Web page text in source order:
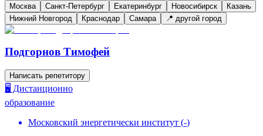
Москва Санкт-Петербург Екатеринбург Новосибирск
Казань
Нижний Новгород
Краснодар Самара 📍 другой город
Подгорнов Тимофей
Написать репетитору
🖥️ Дистанционно
образование
Московский энергетически институт (-)